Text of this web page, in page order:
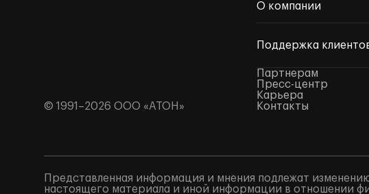
© 1991–2026 ООО «АТОН»
О компании
Поддержка
Партнерам
Пресс-центр
Карьера
Контакты
Представленная информация и мнения подлежат
настоящего материала и иной информации в отношении